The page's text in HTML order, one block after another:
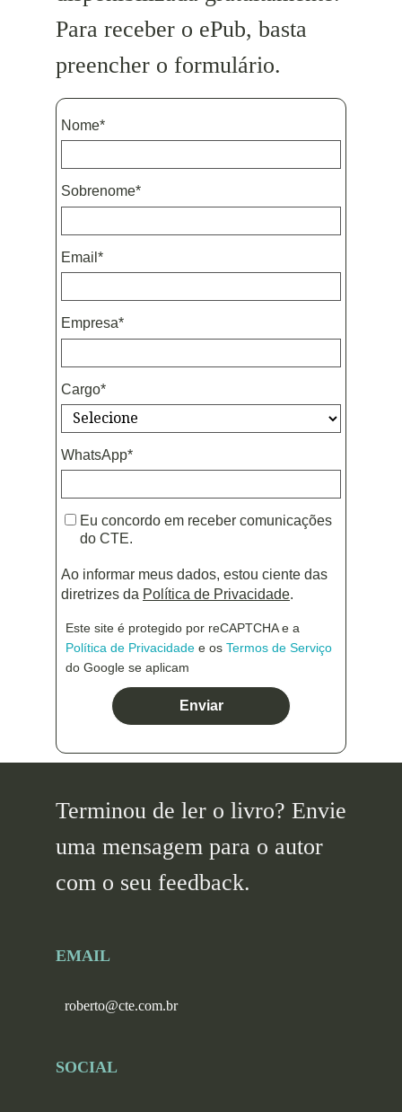
Para receber o ePub, basta
preencher o formulário.
Nome*
Sobrenome*
Email*
Empresa*
Cargo*
WhatsApp*
Eu concordo em receber comunicações
do CTE.
Ao informar meus dados, estou ciente das
diretrizes da Política de Privacidade.
Este site é protegido por reCAPTCHA e a
Política de Privacidade e os Termos de Serviço
do Google se aplicam
Enviar
Terminou de ler o livro? Envie
uma mensagem para o autor
com o seu feedback.
EMAIL
roberto@cte.com.br
SOCIAL